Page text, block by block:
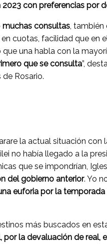
con preferencias por
muchas consultas, también
cuotas, facilidad que en
que una habla con la
que se consulta”,
Rosario.
la actual situación con
no había llegado a la
que se impondrían,
del gobierno anterior. Yo
euforia por la
más buscados en
por la devaluación de real,